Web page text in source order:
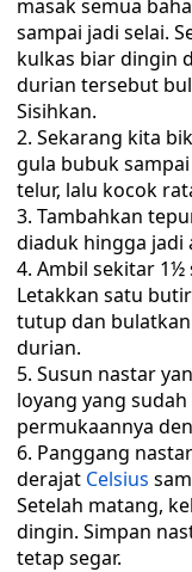
masak semua
sampai jadi selai.
kulkas biar dingin
durian tersebut
Sisihkan.
Sekarang kita
gula bubuk
telur, lalu kocok
Tambahkan
diaduk hingga jadi
Ambil sekitar 1½
Letakkan satu
tutup dan
durian.
Susun nastar
loyang yang
permukaannya
Panggang
derajat Celsius
Setelah matang,
dingin. Simpan
tetap segar.